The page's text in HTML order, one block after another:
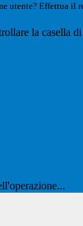
utente? Effettua il
la casella